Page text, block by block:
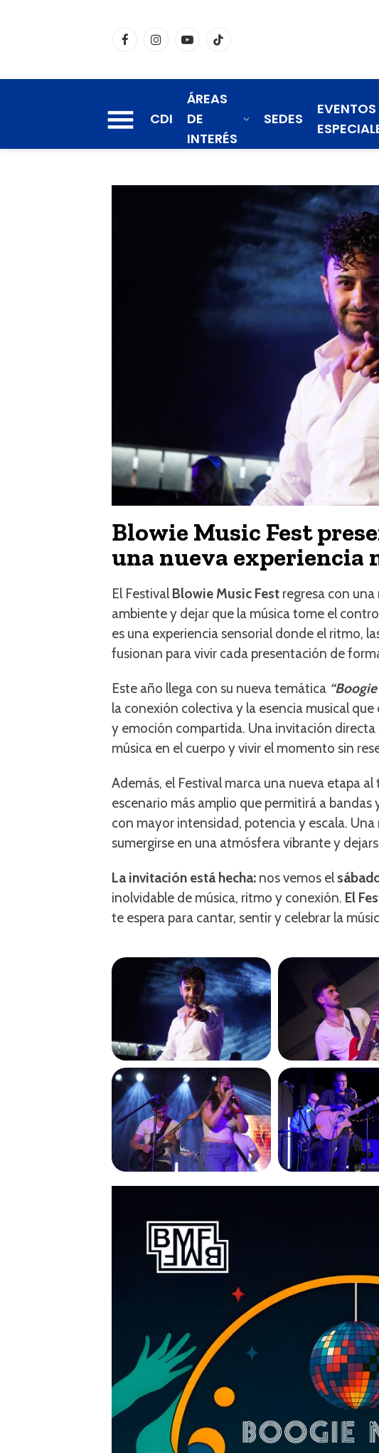
FacebookInstagramYouTubeTikTok
CDI
ÁREAS
DE
INTERÉS
SEDES
EVENTOS
Blowie Music Fest
una nueva experiencia
El Festival Blowie Music Fest regresa con
ambiente y dejar que la música tome el
es una experiencia sensorial donde el ritmo,
fusionan para vivir cada presentación de
Este año llega con su nueva temática
la conexión colectiva y la esencia musical
y emoción compartida. Una invitación directa
música en el cuerpo y vivir el momento sin
Además, el Festival marca una nueva etapa al
escenario más amplio que permitirá a
con mayor intensidad, potencia y escala.
sumergirse en una atmósfera vibrante y
La invitación está hecha: nos vemos el
inolvidable de música, ritmo y conexión. El
te espera para cantar, sentir y celebrar la